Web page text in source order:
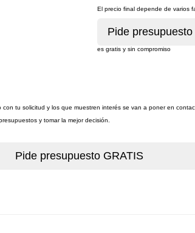
El precio final depende de varios
es gratis y sin compromiso
tu solicitud y los que muestren interés se van a poner en
y tomar la mejor decisión.